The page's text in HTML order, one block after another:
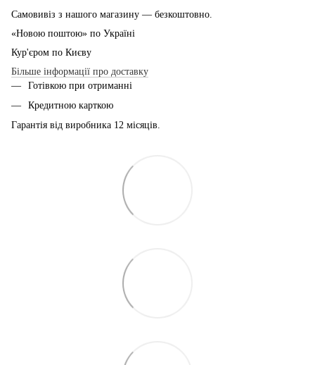
Самовивіз з нашого магазину — безкоштовно.
«Новою поштою» по Україні
Кур'єром по Києву
Більше інформації про доставку
Готівкою при отриманні
Кредитною карткою
Гарантія від виробника 12 місяців.